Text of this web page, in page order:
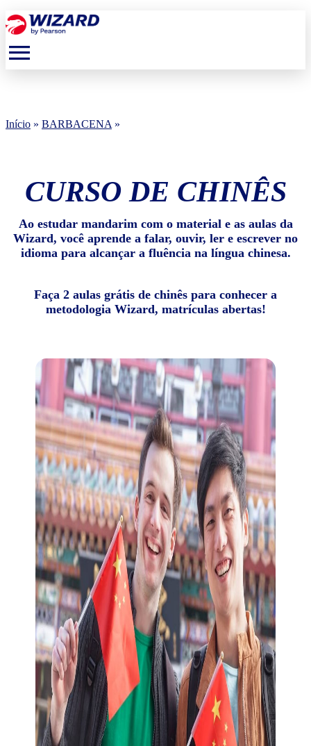
menu
Início » BARBACENA »
CURSO DE CHINÊS
Ao estudar mandarim com o material e as aulas da
Wizard, você aprende a falar, ouvir, ler e escrever no
idioma para alcançar a fluência na língua chinesa.
Faça 2 aulas grátis de chinês para conhecer a
metodologia Wizard, matrículas abertas!